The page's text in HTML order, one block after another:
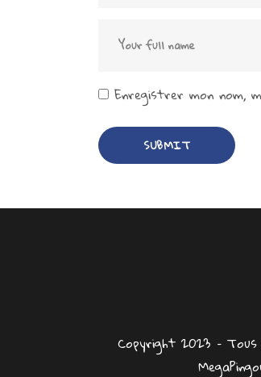
Enregistrer mon nom,
Copyright 2023 –